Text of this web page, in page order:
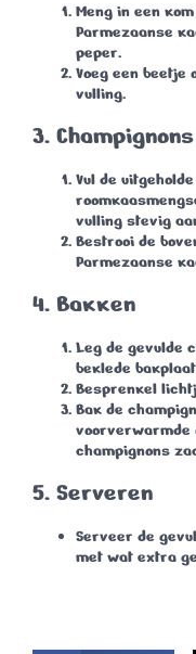
Meng in een
Parmezaanse
peper.
Voeg een
vulling.
3.
Vul de
vulling stevig
Bestrooi de
Parmezaanse
4. Bakken
Leg de gevulde
beklede
Besprenkel
Bak de
voorverwarmde
champignons
5. Serveren
Serveer de
met wat extra